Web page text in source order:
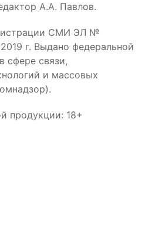
А.А. Павлов.
СМИ ЭЛ №
г. Выдано федеральной
сфере связи,
и массовых
продукции: 18+